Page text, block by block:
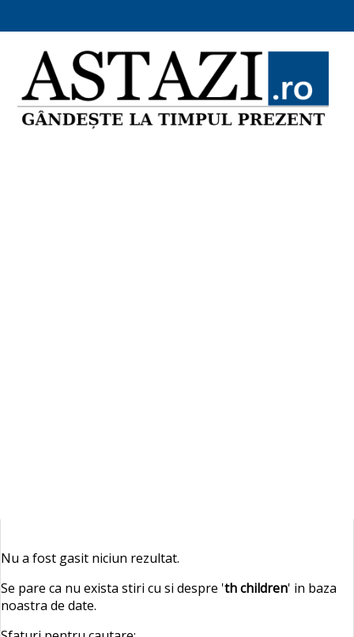
Nu a fost gasit niciun rezultat.
Se pare ca nu exista stiri cu si despre 'th children' in baza
noastra de date.